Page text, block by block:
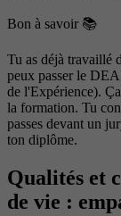
Bon à savoir 📚
Tu as déjà travaillé
peux passer le
de l'Expérience).
la formation. Tu
passes devant un
ton diplôme.
Qualités et
de vie :